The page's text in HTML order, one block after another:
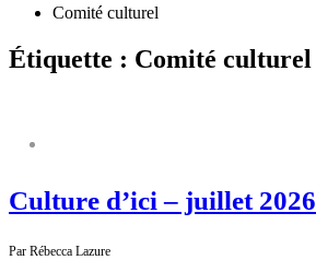
Comité culturel
Étiquette : Comité culturel
Culture d’ici – juillet 2026
Par Rébecca Lazure